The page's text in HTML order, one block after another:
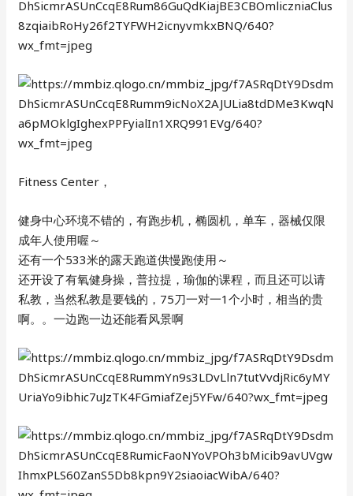
Fitness Center，
健身中心环境不错的，有跑步机，椭圆机，单车，器械仅限
成年人使用喔～
还有一个533米的露天跑道供慢跑使用～
还开设了有氧健身操，普拉提，瑜伽的课程，而且还可以请
私教，当然私教是要钱的，75刀一对一1个小时，相当的贵
啊。。一边跑一边还能看风景啊